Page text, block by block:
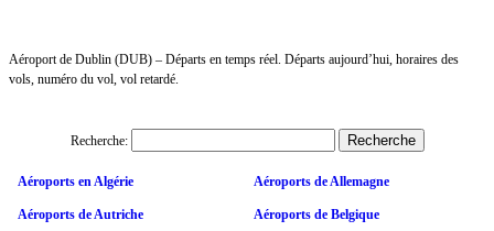
Aéroport de Dublin (DUB) – Départs en temps réel. Départs aujourd’hui, horaires des
vols, numéro du vol, vol retardé.
Recherche:
Aéroports en Algérie Aéroports de Allemagne
Aéroports de Autriche Aéroports de Belgique